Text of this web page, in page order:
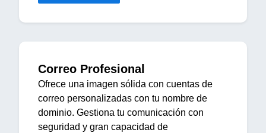
Correo Profesional
Ofrece una imagen sólida con cuentas de
correo personalizadas con tu nombre de
dominio. Gestiona tu comunicación con
seguridad y gran capacidad de